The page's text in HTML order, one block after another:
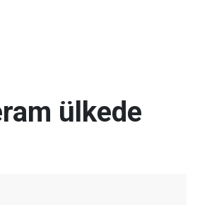
ülkede